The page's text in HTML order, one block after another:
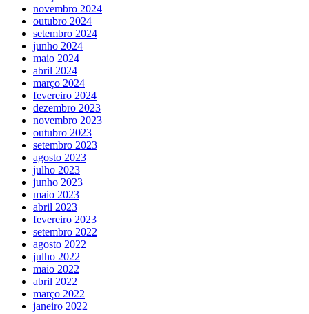
novembro 2024
outubro 2024
setembro 2024
junho 2024
maio 2024
abril 2024
março 2024
fevereiro 2024
dezembro 2023
novembro 2023
outubro 2023
setembro 2023
agosto 2023
julho 2023
junho 2023
maio 2023
abril 2023
fevereiro 2023
setembro 2022
agosto 2022
julho 2022
maio 2022
abril 2022
março 2022
janeiro 2022